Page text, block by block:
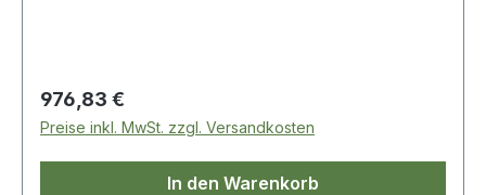
Regulärer Preis:
976,83 €
Preise inkl. MwSt. zzgl. Versandkosten
In den Warenkorb